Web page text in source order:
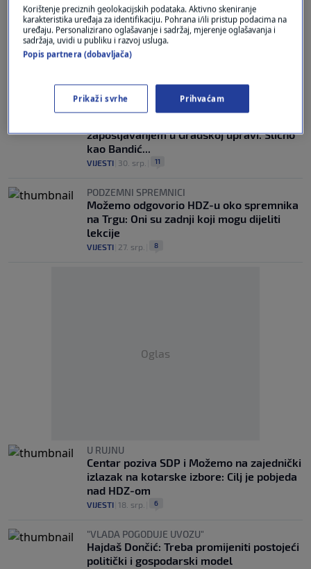
RIGOROZNE PROVJERE
Grad Zagreb: Lokacija u Ilici 2 za
podzemne spremnike zadovoljava sve
uvjete
zapošljavanjem u Gradskoj upravi. Slično
kao Bandić...
VIJESTI 30. srp. 11
PODZEMNI SPREMNICI
Možemo odgovorio HDZ-u oko spremnika
na Trgu: Oni su zadnji koji mogu dijeliti
lekcije
VIJESTI 27. srp. 8
Oglas
U RUJNU
Centar poziva SDP i Možemo na zajednički
izlazak na kotarske izbore: Cilj je pobjeda
nad HDZ-om
VIJESTI 18. srp. 6
"VLADA POGODUJE UVOZU"
Hajdaš Dončić: Treba promijeniti postojeći
politički i gospodarski model
Korištenje preciznih geolokacijskih podataka. Aktivno skeniranje
karakteristika uređaja za identifikaciju. Pohrana i/ili pristup podacima na
uređaju. Personalizirano oglašavanje i sadržaj, mjerenje oglašavanja i
sadržaja, uvidi u publiku i razvoj usluga.
Popis partnera (dobavljača)
Prikaži svrhe Prihvaćam